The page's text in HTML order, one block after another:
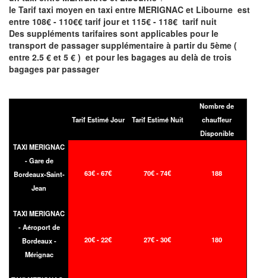
le Tarif taxi moyen en taxi entre MERIGNAC et Libourne est
entre 108€ - 110€€ tarif jour et 115€ - 118€ tarif nuit
Des suppléments tarifaires sont applicables pour le
transport de passager supplémentaire à partir du 5ème (
entre 2.5 € et 5 € ) et pour les bagages au delà de trois
bagages par passager
Tarif Estimé Jour Tarif Estimé Nuit
Nombre de
chauffeur
Disponible
TAXI MERIGNAC
- Gare de
Bordeaux-Saint-
Jean
63€ - 67€ 70€ - 74€ 188
TAXI MERIGNAC
- Aéroport de
Bordeaux -
Mérignac
20€ - 22€ 27€ - 30€ 180